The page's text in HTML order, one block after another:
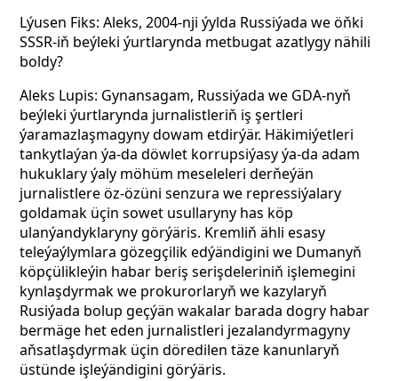
Lýusen Fiks: Aleks, 2004-nji ýylda Russiýada we öňki
SSSR-iň beýleki ýurtlarynda metbugat azatlygy nähili
boldy?
Aleks Lupis: Gynansagam, Russiýada we GDA-nyň
beýleki ýurtlarynda jurnalistleriň iş şertleri
ýaramazlaşmagyny dowam etdirýär. Häkimiýetleri
tankytlaýan ýa-da döwlet korrupsiýasy ýa-da adam
hukuklary ýaly möhüm meseleleri derňeýän
jurnalistlere öz-özüni senzura we repressiýalary
goldamak üçin sowet usullaryny has köp
ulanýandyklaryny görýäris. Kremliň ähli esasy
teleýaýlymlara gözegçilik edýändigini we Dumanyň
köpçülikleýin habar beriş serişdeleriniň işlemegini
kynlaşdyrmak we prokurorlaryň we kazylaryň
Rusiýada bolup geçýän wakalar barada dogry habar
bermäge het eden jurnalistleri jezalandyrmagyny
aňsatlaşdyrmak üçin döredilen täze kanunlaryň
üstünde işleýändigini görýäris.